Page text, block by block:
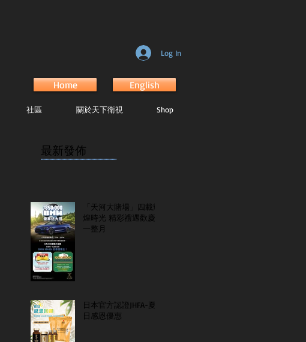
Log In
Home English
社區 關於天下衛視 Shop
最新發佈
...............................................................
「天河大賭場」四載輝
煌時光 精彩禮遇歡慶
一整月
日本官方認證JHFA-夏
日感恩優惠